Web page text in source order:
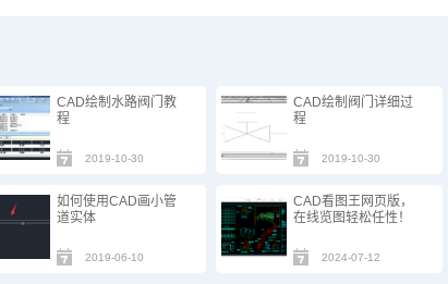
CAD绘制水路阀门教
程
2019-10-30
CAD绘制阀门详细过
程
2019-10-30
如何使用CAD画小管
道实体
2019-06-10
CAD看图王网页版，
在线览图轻松任性！
2024-07-12